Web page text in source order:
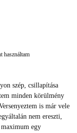
használtam
szép, csillapítása
minden körülmény
is már vele
nem ereszti,
maximum egy